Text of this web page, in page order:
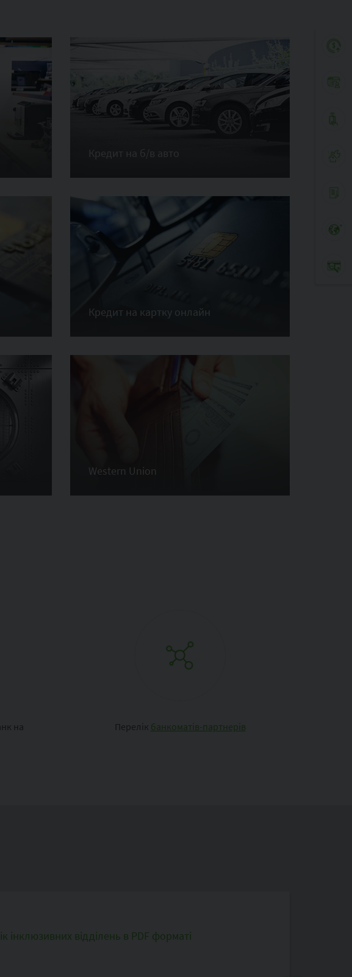
Кредит на б/в авто
Кредит на картку онлайн
Western Union
на
Перелік банкоматів-партнерів
інклюзивних відділень в PDF форматі